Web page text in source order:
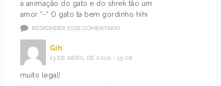
a animação do gato e do shrek tão um
amor *-* O gato ta bem gordinho hihi
RESPONDER ESSE COMENTÁRIO
Gih
13 DE ABRIL DE 2010 - 15:28
muito legal!